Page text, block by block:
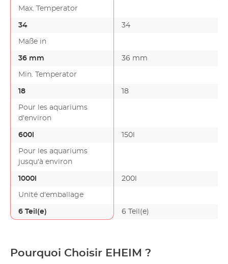
Max. Temperator
34 34
Maße in
36 mm 36 mm
Min. Temperator
18 18
Pour les aquariums
d'environ
600l 150l
Pour les aquariums
jusqu'à environ
1000l 200l
Unité d'emballage
6 Teil(e) 6 Teil(e)
Pourquoi Choisir EHEIM ?